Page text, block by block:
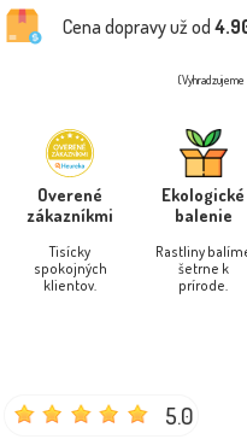
Cena dopravy už od
(Vyhradzujeme
Overené
zákazníkmi
Tisícky
spokojných
klientov.
Ekologické
balenie
Rastliny
šetrne k
prírode.
5.0